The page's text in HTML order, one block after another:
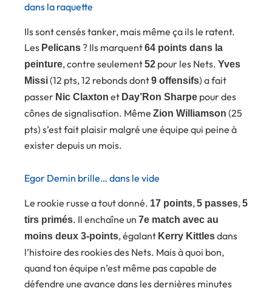
dans la raquette
Ils sont censés tanker, mais même ça ils le ratent.
Les Pelicans? Ils marquent64 points dans la
peinture, contre seulement52 pour les Nets. Yves
Missi(12 pts, 12 rebonds dont9 offensifs) a fait
passer Nic Claxton et Day’Ron Sharpe pour des
cônes de signalisation. Même Zion Williamson (25
pts) s’est fait plaisir malgré une équipe qui peine à
exister depuis un mois.
Egor Demin brille… dans le vide
Le rookie russe a tout donné. 17 points,5 passes,5
tirs primés. Il enchaîne un 7e match avec au
moins deux 3-points, égalant Kerry Kittlesdans
l’histoire des rookies des Nets. Mais à quoi bon,
quand ton équipe n’est même pas capable de
défendre une avance dans les dernières minutes